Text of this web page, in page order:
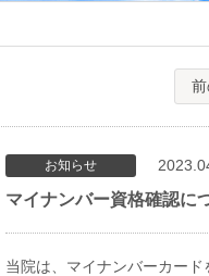
お知らせ
マイナンバー資格確認に
当院は、マイナンバーカー